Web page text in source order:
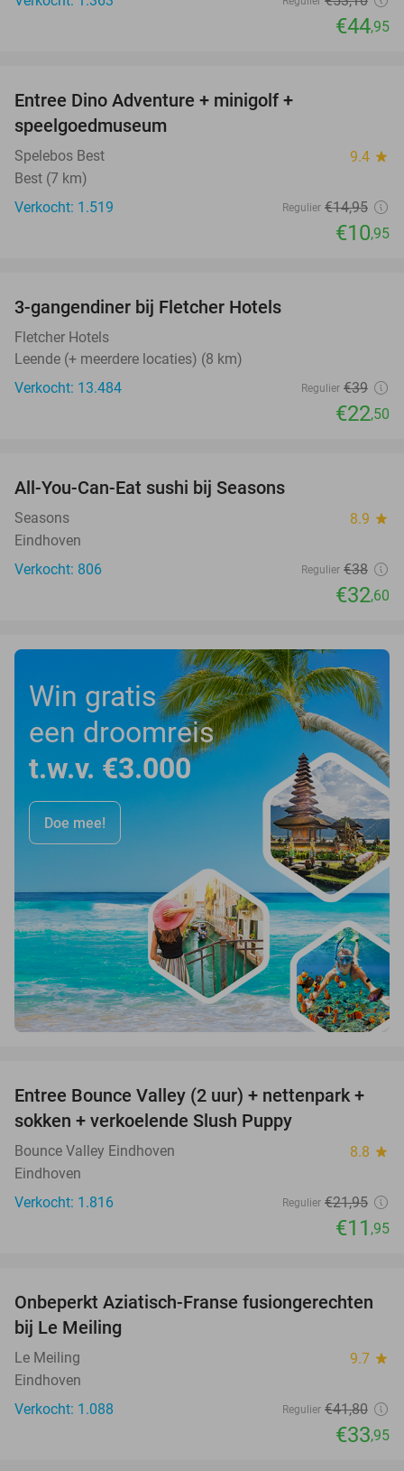
€44,95
Entree Dino Adventure + minigolf +
speelgoedmuseum
Spelebos Best 9.4 star
Best (7 km)
Verkocht: 1.519
Regulier €14,95
€10,95
3-gangendiner bij Fletcher Hotels
Fletcher Hotels
Leende (+ meerdere locaties) (8 km)
Verkocht: 13.484
Regulier €39
€22,50
All-You-Can-Eat sushi bij Seasons
Seasons 8.9 star
Eindhoven
Verkocht: 806
Regulier €38
€32,60
Win gratis
een droomreis
t.w.v. €3.000
Doe mee!
46%
Entree Bounce Valley (2 uur) + nettenpark +
sokken + verkoelende Slush Puppy
Bounce Valley Eindhoven 8.8 star
Eindhoven
Verkocht: 1.816
Regulier €21,95
€11 ,95
19%
Onbeperkt Aziatisch-Franse fusiongerechten
bij Le Meiling
Le Meiling 9.7 star
Eindhoven
Verkocht: 1.088
Regulier €41,80
€33,95